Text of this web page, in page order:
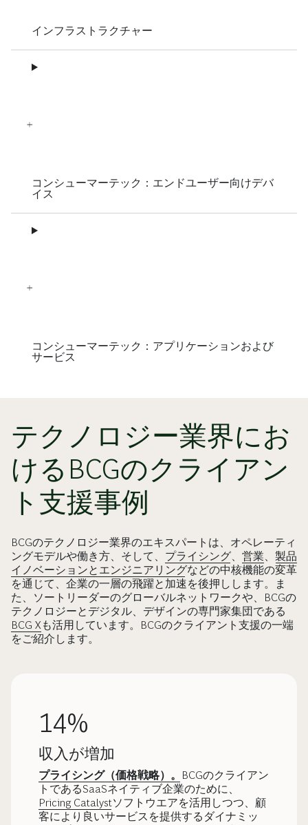
インフラストラクチャー
コンシューマーテック：エンドユーザー向けデバ
イス
コンシューマーテック：アプリケーションおよび
サービス
テクノロジー業界にお
けるBCGのクライアン
ト支援事例
BCGのテクノロジー業界のエキスパートは、オペレーティ
ングモデルや働き方、そして、 プライシング 営業
製品
イノベーションとエンジニアリングなどの中核機能の変革
を通じて、企業の一層の飛躍と加速を後押しします。ま
た、ソートリーダーのグローバルネットワークや、BCGの
テクノロジーとデジタル、デザインの専門家集団である
BCG X も活用しています。BCGのクライアント支援の一端
をご紹介します。
14%
収入が増加
プライシング（価格戦略）。
BCGのクライアン
トであるSaaSネイティブ企業のために、
Pricing Catalystソフトウエアを活用しつつ、顧
客により良いサービスを提供するダイナミッ